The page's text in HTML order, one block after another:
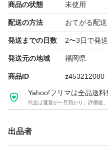
商品の状態 未使用
配送の方法 おてがる配送
発送までの日数 2〜3日で発送
発送元の地域 福岡県
商品ID z453212080
Yahoo!フリマは全品送
代金は運営が一旦預かり、評価後
出品者